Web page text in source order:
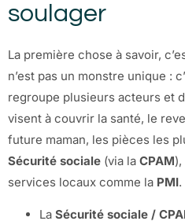
soulager
La première chose à savoir,
n’est pas un monstre unique :
regroupe plusieurs acteurs et
visent à couvrir la santé, le
future maman, les pièces les
Sécurité sociale (via la CPAM),
services locaux comme la PMI
La Sécurité sociale /